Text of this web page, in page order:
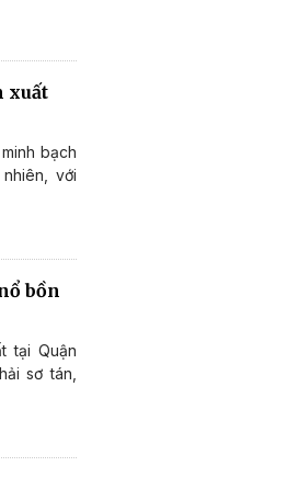
xuất
bạch
với
bồn
tại Quận
sơ tán,